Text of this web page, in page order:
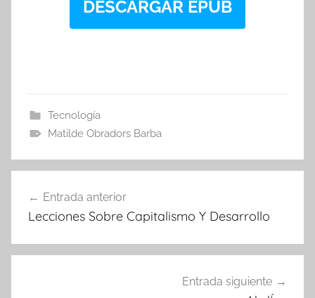
DESCARGAR EPUB
Tecnología
Matilde Obradors Barba
de
Entrada anterior
Lecciones Sobre Capitalismo Y Desarrollo
Entrada siguiente